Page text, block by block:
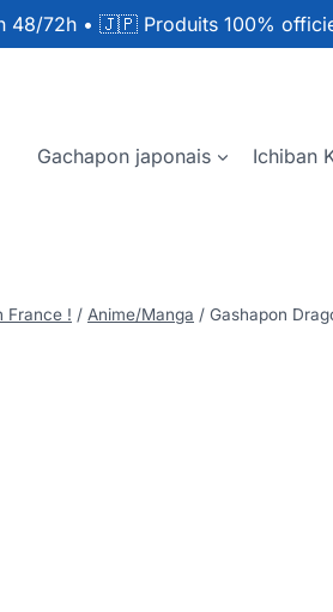
48/72h • 🇯🇵 Produits 100%
Gachapon japonais Ichiban
France ! / Anime/Manga / Gashapon